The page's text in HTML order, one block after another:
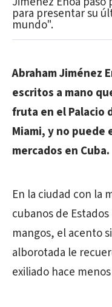
para presentar su
mundo".
Abraham Jiménez
escritos a mano
fruta en el Palacio
Miami, y no puede
mercados en Cuba.
En la ciudad con la
cubanos de
mangos, el acento
alborotada le
exiliado hace